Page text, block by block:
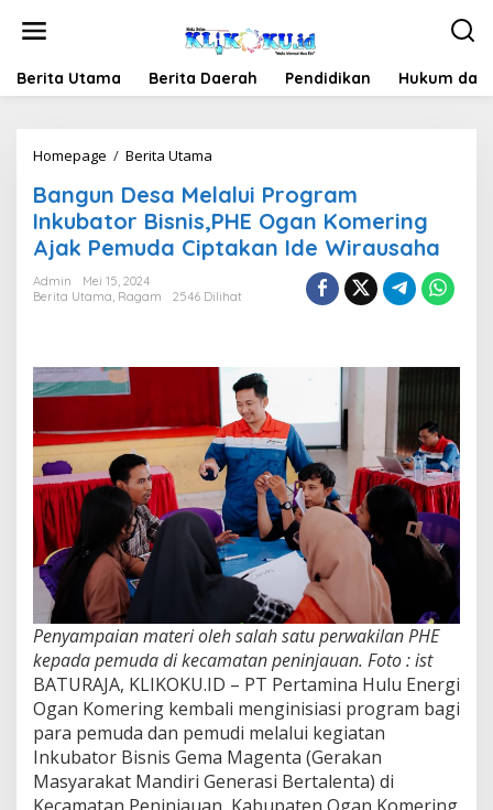
Berita Utama Berita Daerah Pendidikan Hukum
Homepage / Berita Utama
Melalui
Program
Inkubator
Bisnis,PHE
Komering
Ide
Wirausaha
Bangun Desa Melalui Program
Inkubator Bisnis,PHE Ogan Komering
Ajak Pemuda Ciptakan Ide Wirausaha
Admin
Mei 15, 2024
Berita Utama, Ragam 2546 Dilihat
Penyampaian materi oleh salah satu perwakilan PHE
kepada pemuda di kecamatan peninjauan. Foto : ist
BATURAJA, KLIKOKU.ID – PT Pertamina Hulu Energi
Ogan Komering kembali menginisiasi program bagi
para pemuda dan pemudi melalui kegiatan
Inkubator Bisnis Gema Magenta (Gerakan
Masyarakat Mandiri Generasi Bertalenta) di